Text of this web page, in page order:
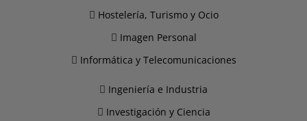
Hostelería, Turismo y Ocio
Imagen Personal
Informática y Telecomunicaciones
Ingeniería e Industria
Investigación y Ciencia